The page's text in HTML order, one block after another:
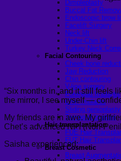
Dimpleplasty
Buccal Fat
Endoscopic brow
Facelift Surgery
Neck lift
Under-Chin lift
Turkey Neck
Facial Contouring
Cheek bone
Jaw Reduction
Chin contouring
V-line surgery
Forehead Implants
Chin Implants
Sliding genioplasty
Temporal Implant
Hair transplantation
FUE Hair
FUT Hair
Breast Cosmetic
Breast
“Six months in, and it still feels
the mirror, I see myself —
My friends are in awe. My
Chet’s advanced NPI (Non-
Saisha experienced: